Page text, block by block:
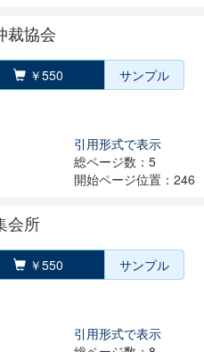
協会
￥550 サンプル
引用形式で表示
総ページ数：5
開始ページ位置：246
所
￥550 サンプル
引用形式で表示